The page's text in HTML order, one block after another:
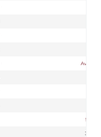
Avec
50,59
39,88